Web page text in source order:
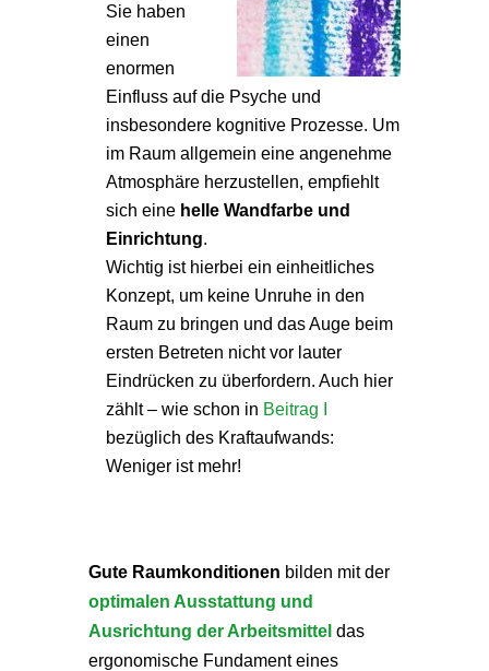
Sie haben
einen
enormen
Einfluss auf die Psyche und
insbesondere kognitive Prozesse. Um
im Raum allgemein eine angenehme
Atmosphäre herzustellen, empfiehlt
sich eine helle Wandfarbe und
Einrichtung.
Wichtig ist hierbei ein einheitliches
Konzept, um keine Unruhe in den
Raum zu bringen und das Auge beim
ersten Betreten nicht vor lauter
Eindrücken zu überfordern. Auch hier
zählt – wie schon in Beitrag I
bezüglich des Kraftaufwands:
Weniger ist mehr!
Gute Raumkonditionen bilden mit der
optimalen Ausstattung und
Ausrichtung der Arbeitsmittel das
ergonomische Fundament eines